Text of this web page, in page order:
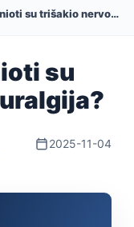
Ką galima supainioti su trišakio nervo neuralgija?
su
2025-11-04